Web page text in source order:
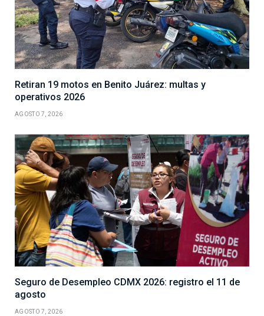
Retiran 19 motos en Benito Juárez: multas y
operativos 2026
AGOSTO 7, 2026
Seguro de Desempleo CDMX 2026: registro el 11 de
agosto
AGOSTO 7, 2026